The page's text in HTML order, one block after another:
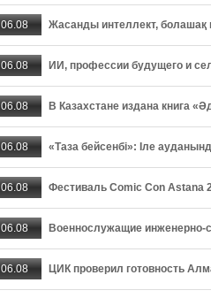
06.08 Жасанды интеллект, болашақ
06.08 ИИ, профессии будущего и
06.08 В Казахстане издана книга
06.08 «Таза бейсенбі»: Іле
06.08 Фестиваль Comic Con Astana
06.08 Военнослужащие инженерно-
06.08 ЦИК проверил готовность